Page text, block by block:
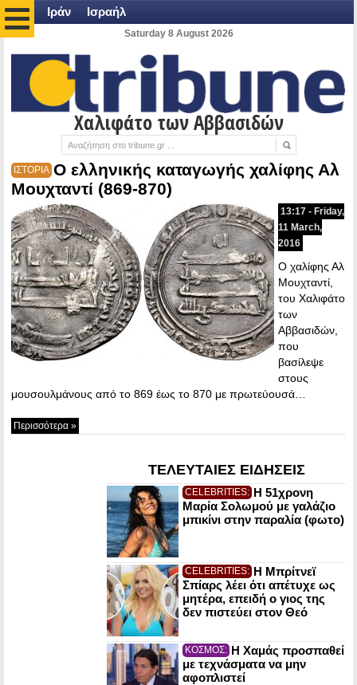
Ιράν Ισραήλ
Saturday 8 August 2026
Χαλιφάτο των Αββασιδών
ΙΣΤΟΡΙΑ Ο ελληνικής καταγωγής χαλίφης Αλ
Μουχταντί (869-870)
13:17 - Friday,
11 March,
2016
Ο χαλίφης Αλ
Μουχταντί,
του Χαλιφάτο
των
Αββασιδών,
που
βασίλεψε
στους
μουσουλμάνους από το 869 έως το 870 με πρωτεύουσά…
Περισσότερα »
ΤΕΛΕΥΤΑΙΕΣ ΕΙΔΗΣΕΙΣ
CELEBRITIES: Η 51χρονη
Μαρία Σολωμού με γαλάζιο
μπικίνι στην παραλία (φωτο)
CELEBRITIES: Η Μπρίτνεϊ
Σπίαρς λέει ότι απέτυχε ως
μητέρα, επειδή ο γιος της
δεν πιστεύει στον Θεό
ΚΟΣΜΟΣ: Η Χαμάς προσπαθεί
με τεχνάσματα να μην
αφοπλιστεί